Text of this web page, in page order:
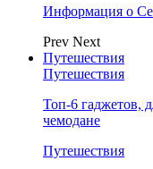
Информация о
Prev Next
Путешествия
Путешествия
Топ-6 гаджетов,
чемодане
Путешествия